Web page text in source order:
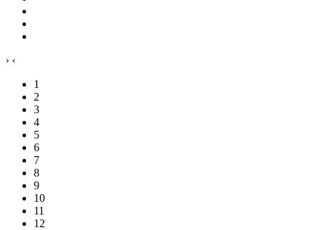
› ‹
1
2
3
4
5
6
7
8
9
10
11
12